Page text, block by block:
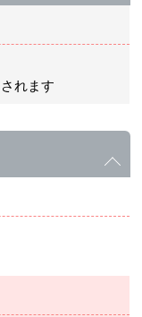
れます